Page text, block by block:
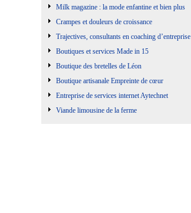
Milk magazine : la mode enfantine et bien plus
Crampes et douleurs de croissance
Trajectives, consultants en coaching d’entreprise
Boutiques et services Made in 15
Boutique des bretelles de Léon
Boutique artisanale Empreinte de cœur
Entreprise de services internet Aytechnet
Viande limousine de la ferme